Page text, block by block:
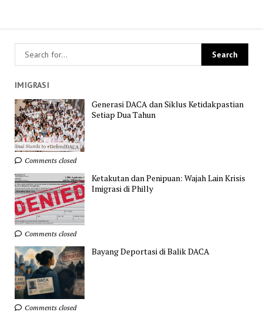
IMIGRASI
Generasi DACA dan Siklus Ketidakpastian
Setiap Dua Tahun
Comments closed
Ketakutan dan Penipuan: Wajah Lain Krisis
Imigrasi di Philly
Comments closed
Bayang Deportasi di Balik DACA
Comments closed